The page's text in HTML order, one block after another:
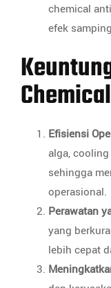
chemical
efek
Efisiensi
alga,
sehingga
operasional.
Perawatan
yang
lebih cepat